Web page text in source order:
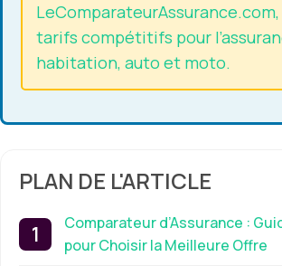
tarifs compétitifs pour
habitation, auto et moto.
PLAN DE L'ARTICLE
Comparateur d’Assurance :
pour Choisir la Meilleure Offre